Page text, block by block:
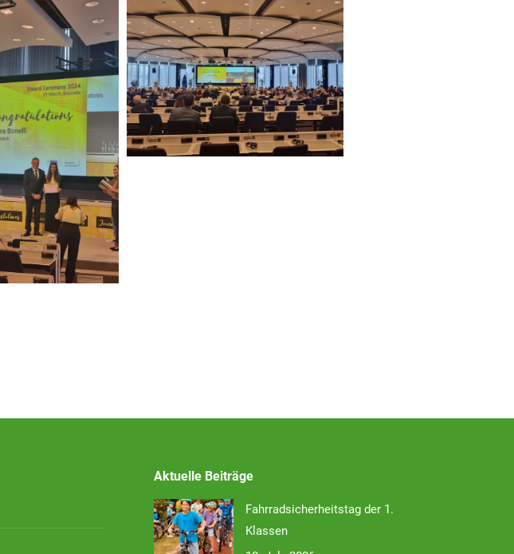
Aktuelle Beiträge
Fahrradsicherheitstag der 1.
Klassen